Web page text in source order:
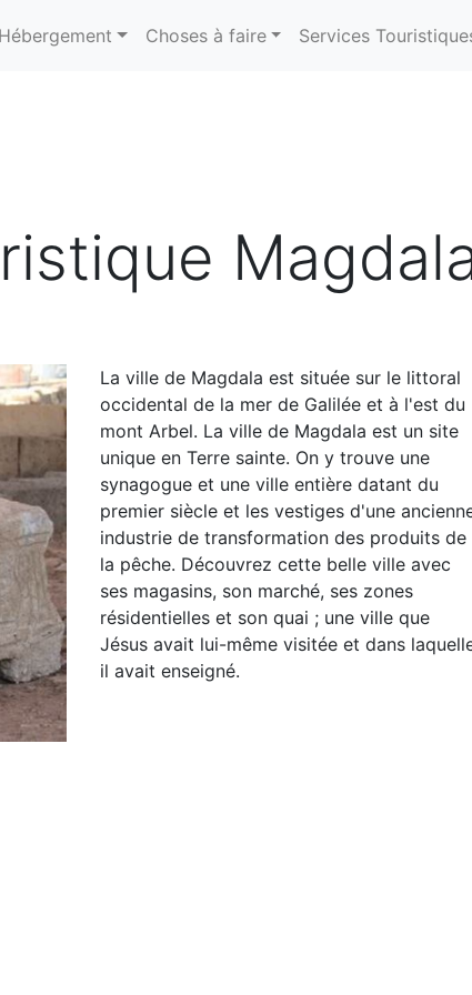
Hébergement Choses à faire Services
La ville de Magdala est située sur le littoral
occidental de la mer de Galilée et à l'est du
mont Arbel. La ville de Magdala est un site
unique en Terre sainte. On y trouve une
synagogue et une ville entière datant du
premier siècle et les vestiges d'une
industrie de transformation des produits de
la pêche. Découvrez cette belle ville avec
ses magasins, son marché, ses zones
résidentielles et son quai ; une ville que
Jésus avait lui-même visitée et dans
il avait enseigné.